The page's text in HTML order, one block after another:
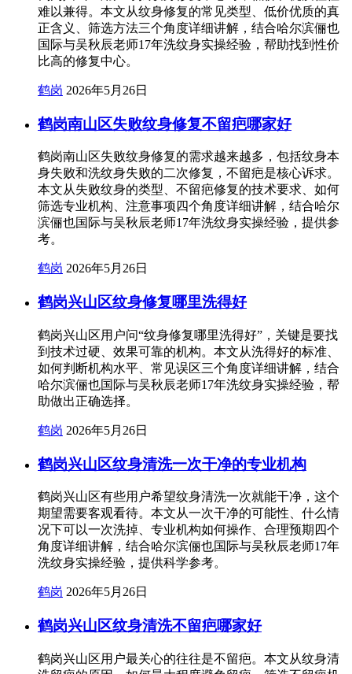
难以兼得。本文从纹身修复的常见类型、低价优质的真
正含义、筛选方法三个角度详细讲解，结合哈尔滨俪也
国际与吴秋辰老师17年洗纹身实操经验，帮助找到性价
比高的修复中心。
鹤岗 2026年5月26日
鹤岗南山区失败纹身修复不留疤哪家好
鹤岗南山区失败纹身修复的需求越来越多，包括纹身本
身失败和洗纹身失败的二次修复，不留疤是核心诉求。
本文从失败纹身的类型、不留疤修复的技术要求、如何
筛选专业机构、注意事项四个角度详细讲解，结合哈尔
滨俪也国际与吴秋辰老师17年洗纹身实操经验，提供参
考。
鹤岗 2026年5月26日
鹤岗兴山区纹身修复哪里洗得好
鹤岗兴山区用户问“纹身修复哪里洗得好”，关键是要找
到技术过硬、效果可靠的机构。本文从洗得好的标准、
如何判断机构水平、常见误区三个角度详细讲解，结合
哈尔滨俪也国际与吴秋辰老师17年洗纹身实操经验，帮
助做出正确选择。
鹤岗 2026年5月26日
鹤岗兴山区纹身清洗一次干净的专业机构
鹤岗兴山区有些用户希望纹身清洗一次就能干净，这个
期望需要客观看待。本文从一次干净的可能性、什么情
况下可以一次洗掉、专业机构如何操作、合理预期四个
角度详细讲解，结合哈尔滨俪也国际与吴秋辰老师17年
洗纹身实操经验，提供科学参考。
鹤岗 2026年5月26日
鹤岗兴山区纹身清洗不留疤哪家好
鹤岗兴山区用户最关心的往往是不留疤。本文从纹身清